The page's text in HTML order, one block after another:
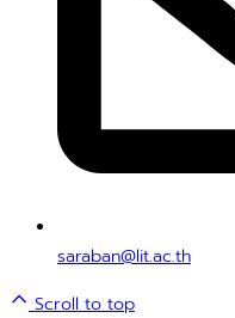
saraban@lit.ac.th
Scroll to top